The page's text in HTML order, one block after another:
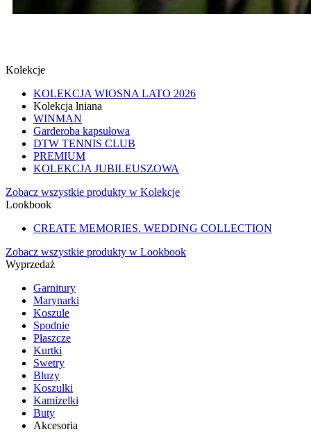
Kolekcje
KOLEKCJA WIOSNA LATO 2026
Kolekcja lniana
WINMAN
Garderoba kapsułowa
DTW TENNIS CLUB
PREMIUM
KOLEKCJA JUBILEUSZOWA
Zobacz wszystkie produkty w Kolekcje
Lookbook
CREATE MEMORIES. WEDDING COLLECTION
Zobacz wszystkie produkty w Lookbook
Wyprzedaż
Garnitury
Marynarki
Koszule
Spodnie
Płaszcze
Kurtki
Swetry
Bluzy
Koszulki
Kamizelki
Buty
Akcesoria